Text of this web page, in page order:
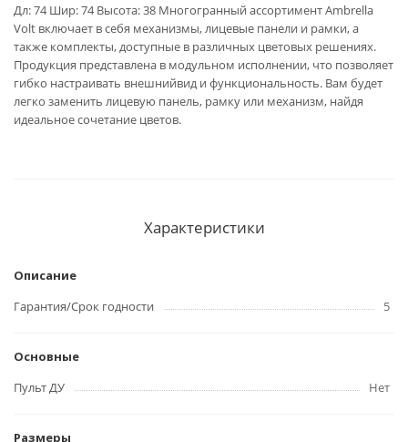
Дл: 74 Шир: 74 Высота: 38 Многогранный ассортимент Ambrella
Volt включает в себя механизмы, лицевые панели и рамки, а
также комплекты, доступные в различных цветовых решениях.
Продукция представлена в модульном исполнении, что позволяет
гибко настраивать внешнийвид и функциональность. Вам будет
легко заменить лицевую панель, рамку или механизм, найдя
идеальное сочетание цветов.
Характеристики
Описание
Гарантия/Срок годности
5
Основные
Пульт ДУ
Нет
Размеры